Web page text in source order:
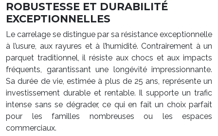
ROBUSTESSE ET DURABILITÉ
EXCEPTIONNELLES
Le carrelage se distingue par sa résistance exceptionnelle
à l’usure, aux rayures et à l’humidité. Contrairement à un
parquet traditionnel, il résiste aux chocs et aux impacts
fréquents, garantissant une longévité impressionnante.
Sa durée de vie, estimée à plus de 25 ans, représente un
investissement durable et rentable. Il supporte un trafic
intense sans se dégrader, ce qui en fait un choix parfait
pour les familles nombreuses ou les espaces
commerciaux.